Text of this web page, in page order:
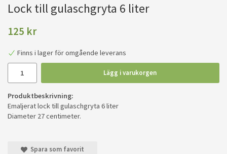
Lock till gulaschgryta 6 liter
125 kr
Finns i lager för omgående leverans
Lägg i varukorgen
Produktbeskrivning:
Emaljerat lock till gulaschgryta 6 liter
Diameter 27 centimeter.
Spara som favorit